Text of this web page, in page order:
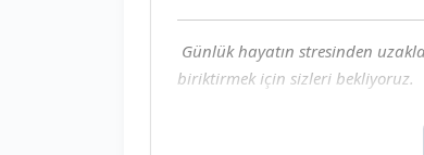
Günlük hayatın stresinden
biriktirmek için sizleri bekliyoruz.
*Çocuklar için binicilik